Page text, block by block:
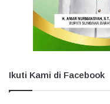
Ikuti Kami di Facebook